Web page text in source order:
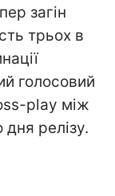
загін
трьох в
голосовий
play між
релізу.